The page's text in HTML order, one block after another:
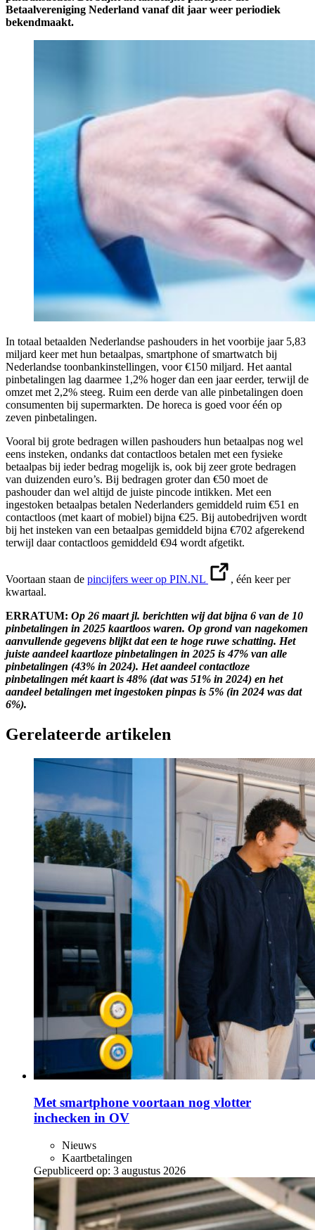
Betaalvereniging Nederland vanaf dit jaar weer periodiek
bekendmaakt.
In totaal betaalden Nederlandse pashouders in het voorbije jaar 5,83
miljard keer met hun betaalpas, smartphone of smartwatch bij
Nederlandse toonbankinstellingen, voor €150 miljard. Het aantal
pinbetalingen lag daarmee 1,2% hoger dan een jaar eerder, terwijl de
omzet met 2,2% steeg. Ruim een derde van alle pinbetalingen doen
consumenten bij supermarkten. De horeca is goed voor één op
zeven pinbetalingen.
Vooral bij grote bedragen willen pashouders hun betaalpas nog wel
eens insteken, ondanks dat contactloos betalen met een fysieke
betaalpas bij ieder bedrag mogelijk is, ook bij zeer grote bedragen
van duizenden euro’s. Bij bedragen groter dan €50 moet de
pashouder dan wel altijd de juiste pincode intikken. Met een
ingestoken betaalpas betalen Nederlanders gemiddeld ruim €51 en
contactloos (met kaart of mobiel) bijna €25. Bij autobedrijven wordt
bij het insteken van een betaalpas gemiddeld bijna €702 afgerekend
terwijl daar contactloos gemiddeld €94 wordt afgetikt.
Voortaan staan de pincijfers weer op PIN.NL
, één keer per
kwartaal.
ERRATUM: Op 26 maart jl. berichtten wij dat bijna 6 van de 10
pinbetalingen in 2025 kaartloos waren. Op grond van nagekomen
aanvullende gegevens blijkt dat een te hoge ruwe schatting. Het
juiste aandeel kaartloze pinbetalingen in 2025 is 47% van alle
pinbetalingen (43% in 2024). Het aandeel contactloze
pinbetalingen mét kaart is 48% (dat was 51% in 2024) en het
aandeel betalingen met ingestoken pinpas is 5% (in 2024 was dat
6%).
Gerelateerde artikelen
Met smartphone voortaan nog vlotter
inchecken in OV
Nieuws
Kaartbetalingen
Gepubliceerd op: 3 augustus 2026